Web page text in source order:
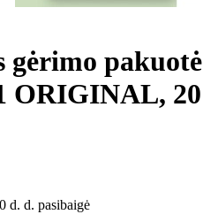
pakuotė
ORIGINAL, 20
d. d. pasibaigė